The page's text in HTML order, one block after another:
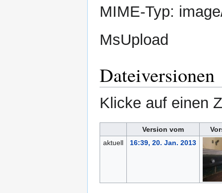
MIME-Typ:
MsUpload
Dateiversionen
Klicke auf einen
Version vom
aktuell
16:39, 20. Jan. 2013